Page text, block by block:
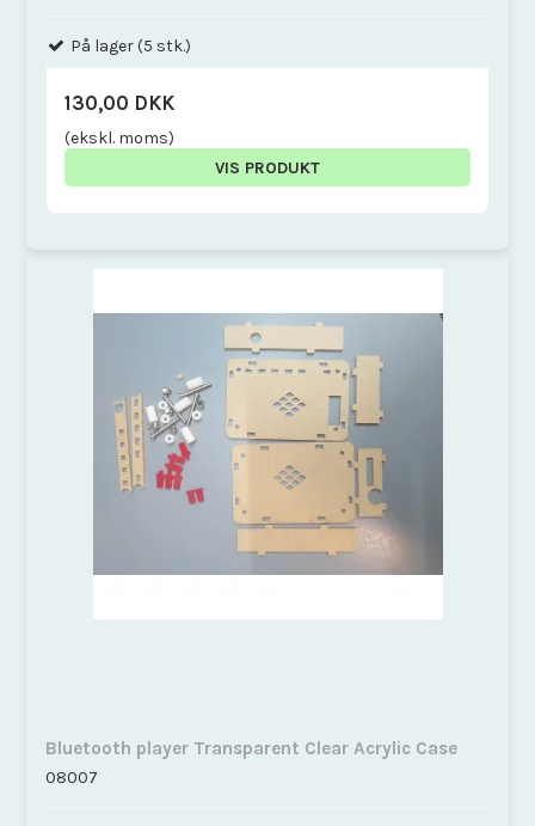
På lager (5 stk.)
130,00 DKK
(ekskl. moms)
VIS PRODUKT
Bluetooth player Transparent Clear Acrylic Case
08007